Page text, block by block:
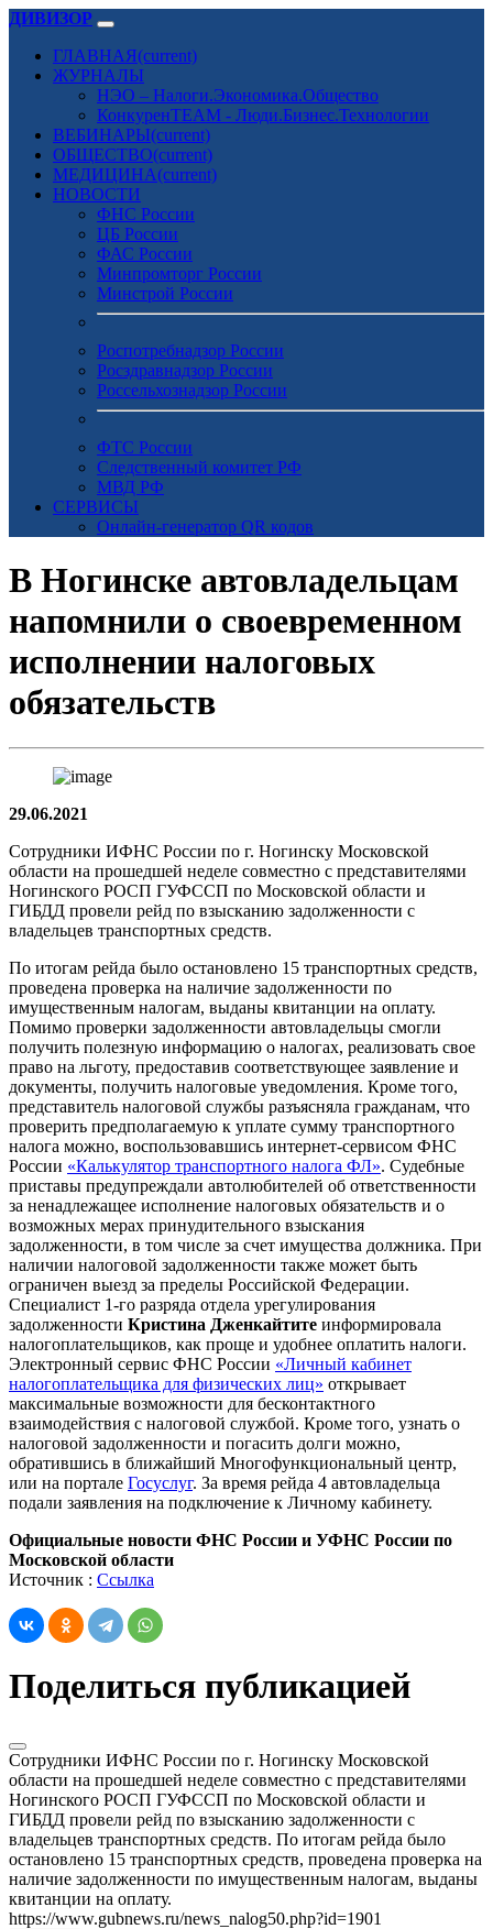
ДИВИЗОР
ГЛАВНАЯ(current)
ЖУРНАЛЫ
НЭО – Налоги.Экономика.Общество
КонкуренTEAM - Люди.Бизнес.Технологии
ВЕБИНАРЫ(current)
ОБЩЕСТВО(current)
МЕДИЦИНА(current)
НОВОСТИ
ФНС России
ЦБ России
ФАС России
Минпромторг России
Минстрой России
Роспотребнадзор России
Росздравнадзор России
Россельхознадзор России
ФТС России
Следственный комитет РФ
МВД РФ
СЕРВИСЫ
Онлайн-генератор QR кодов
В Ногинске автовладельцам
напомнили о своевременном
исполнении налоговых
обязательств
29.06.2021
Сотрудники ИФНС России по г. Ногинску Московской
области на прошедшей неделе совместно с представителями
Ногинского РОСП ГУФССП по Московской области и
ГИБДД провели рейд по взысканию задолженности с
владельцев транспортных средств.
По итогам рейда было остановлено 15 транспортных средств,
проведена проверка на наличие задолженности по
имущественным налогам, выданы квитанции на оплату.
Помимо проверки задолженности автовладельцы смогли
получить полезную информацию о налогах, реализовать свое
право на льготу, предоставив соответствующее заявление и
документы, получить налоговые уведомления. Кроме того,
представитель налоговой службы разъясняла гражданам, что
проверить предполагаемую к уплате сумму транспортного
налога можно, воспользовавшись интернет-сервисом ФНС
России «Калькулятор транспортного налога ФЛ». Судебные
приставы предупреждали автолюбителей об ответственности
за ненадлежащее исполнение налоговых обязательств и о
возможных мерах принудительного взыскания
задолженности, в том числе за счет имущества должника. При
наличии налоговой задолженности также может быть
ограничен выезд за пределы Российской Федерации.
Специалист 1-го разряда отдела урегулирования
задолженности Кристина Дженкайтите информировала
налогоплательщиков, как проще и удобнее оплатить налоги.
Электронный сервис ФНС России «Личный кабинет
налогоплательщика для физических лиц» открывает
максимальные возможности для бесконтактного
взаимодействия с налоговой службой. Кроме того, узнать о
налоговой задолженности и погасить долги можно,
обратившись в ближайший Многофункциональный центр,
или на портале Госуслуг. За время рейда 4 автовладельца
подали заявления на подключение к Личному кабинету.
Официальные новости ФНС России и УФНС России по
Московской области
Источник : Ссылка
Поделиться публикацией
Сотрудники ИФНС России по г. Ногинску Московской
области на прошедшей неделе совместно с представителями
Ногинского РОСП ГУФССП по Московской области и
ГИБДД провели рейд по взысканию задолженности с
владельцев транспортных средств. По итогам рейда было
остановлено 15 транспортных средств, проведена проверка на
наличие задолженности по имущественным налогам, выданы
квитанции на оплату.
https://www.gubnews.ru/news_nalog50.php?id=1901